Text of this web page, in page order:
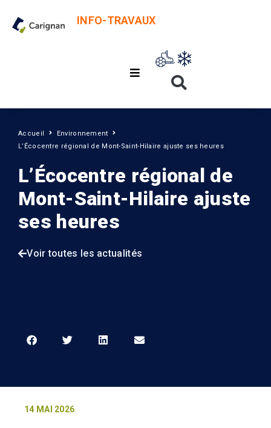
INFO-TRAVAUX
Accueil
Environnement
L’Écocentre régional de Mont-Saint-Hilaire ajuste ses heures
L’Écocentre régional de
Mont-Saint-Hilaire ajuste
ses heures
Voir toutes les actualités
14 MAI 2026